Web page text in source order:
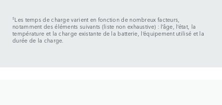
‡Les temps de charge varient en fonction de nombreux facteurs,
notamment des éléments suivants (liste non exhaustive) : l’âge, l’état, la
température et la charge existante de la batterie, l’équipement utilisé et la
durée de la charge.